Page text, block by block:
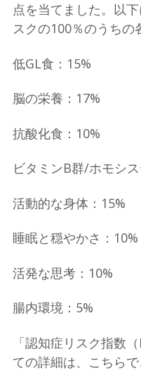
点を当てました。以
スクの100％のうちの
低GL食：15%
脳の栄養：17%
抗酸化食：10%
ビタミンB群/ホモシ
活動的な身体：15%
睡眠と穏やかさ：10%
活発な思考：10%
腸内環境：5%
「認知症リスク指数
ての詳細は、こちらで